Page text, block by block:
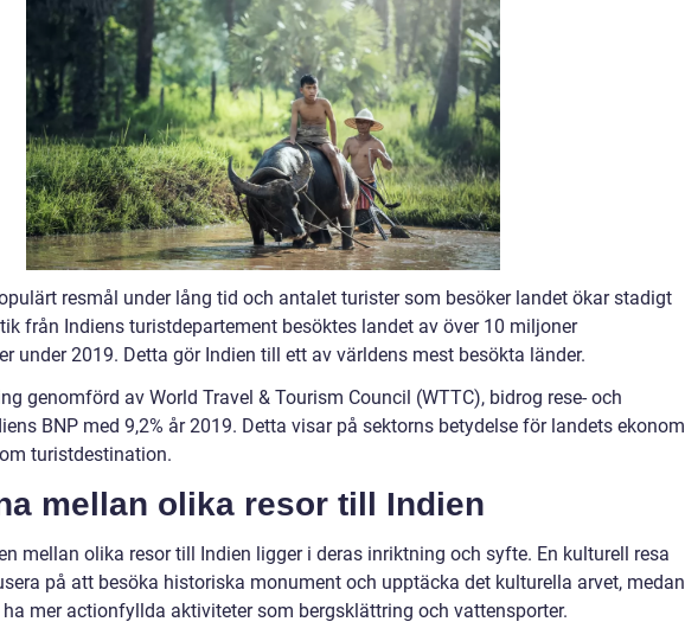
resmål under lång tid och antalet turister som besöker landet ökar stadigt
från Indiens turistdepartement besöktes landet av över 10 miljoner
under 2019. Detta gör Indien till ett av världens mest besökta länder.
genomförd av World Travel & Tourism Council (WTTC), bidrog rese- och
BNP med 9,2% år 2019. Detta visar på sektorns betydelse för landets
turistdestination.
mellan olika resor till Indien
mellan olika resor till Indien ligger i deras inriktning och syfte. En kulturell resa
på att besöka historiska monument och upptäcka det kulturella arvet, medan
mer actionfyllda aktiviteter som bergsklättring och vattensporter.